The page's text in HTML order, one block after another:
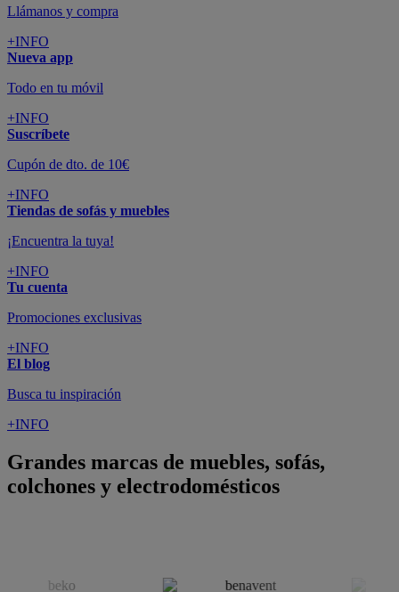
Llámanos y compra
+INFO
Nueva app
Todo en tu móvil
+INFO
Suscríbete
Cupón de dto. de 10€
+INFO
Tiendas de sofás y muebles
¡Encuentra la tuya!
+INFO
Tu cuenta
Promociones exclusivas
+INFO
El blog
Busca tu inspiración
+INFO
Grandes marcas de muebles, sofás,
colchones y electrodomésticos